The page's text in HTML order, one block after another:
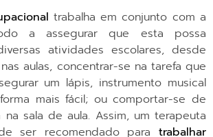
trabalha em conjunto com a
a assegurar que esta possa
atividades escolares, desde
aulas, concentrar-se na tarefa que
um lápis, instrumento musical
mais fácil; ou comportar-se de
sala de aula. Assim, um terapeuta
ser recomendado para trabalhar